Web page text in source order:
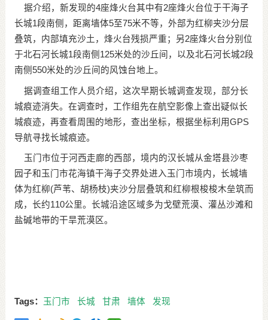
据介绍，新发现的4座烽火台其中有2座烽火台位于干海子
长城1段南侧，距离墙体5至75米不等，外部为红柳夹沙分层
叠筑，内部填充沙土，烽火台残损严重；另2座烽火台分别位
于北石河长城1段南侧125米处的沙丘间，以及北石河长城2段
南侧550米处的沙丘间的风蚀台地上。
据调查组工作人员介绍，这次早期长城调查发现，部分长
城痕迹消失。在调查时，工作组先在航空影像上查出疑似长
城痕迹，再查看周围的地形，查出坐标，根据坐标利用GPS
导航寻找长城痕迹。
玉门市位于河西走廊的西部，境内的汉长城从金塔县沙枣
园子和玉门市花海镇干海子交界处进入玉门市境内，长城墙
体为红柳(芦苇、胡杨枝)夹沙分层叠筑和红柳根梭梭木垒筑而
成，长约110公里。长城沿途区域多为戈壁荒漠、灌丛沙滩和
盐碱地带的干旱荒漠区。
Tags： 玉门市 长城 甘肃 墙体 发现